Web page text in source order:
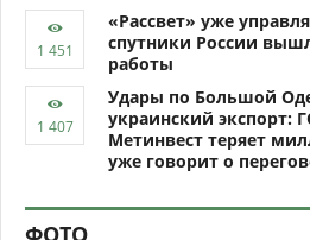
«Рассвет» уже
спутники России
работы
Удары по Большой
украинский экспорт:
Метинвест теряет
уже говорит о
ФОТО